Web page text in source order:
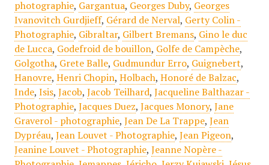
photographie, Gargantua, Georges Duby, Georges
Ivanovitch Gurdjieff, Gérard de Nerval, Gerty Colin -
Photographie, Gibraltar, Gilbert Bremans, Gino le duc
de Lucca, Godefroid de bouillon, Golfe de Campèche,
Golgotha, Grete Balle, Gudmundur Erro, Guignebert,
Hanovre, Henri Chopin, Holbach, Honoré de Balzac,
Inde, Isis, Jacob, Jacob Teilhard, Jacqueline Balthazar -
Photographie, Jacques Duez, Jacques Monory, Jane
Graverol - photographie, Jean De La Trappe, Jean
Dypréau, Jean Louvet - Photographie, Jean Pigeon,
Jeanine Louvet - Photographie, Jeanne Nopère -